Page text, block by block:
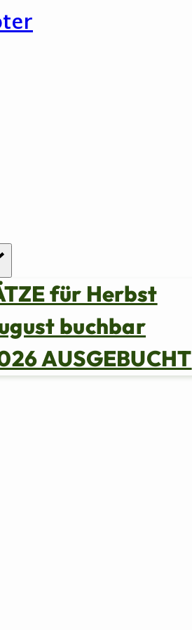
für Herbst
buchbar
AUSGEBUCHT